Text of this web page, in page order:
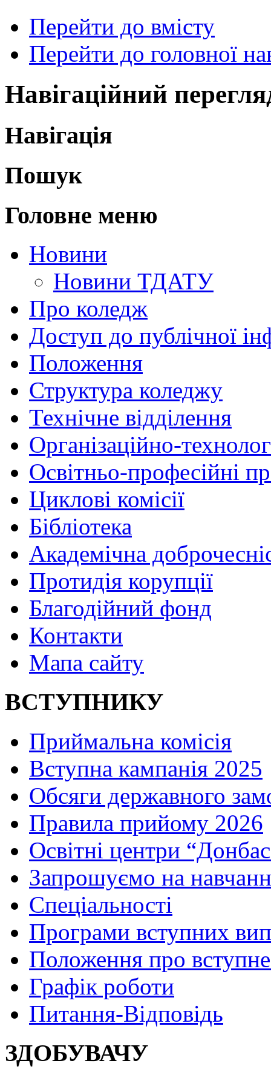
Перейти до вмісту
Перейти до головної
Навігаційний
Навігація
Пошук
Головне меню
Новини
Новини ТДАТУ
Про коледж
Доступ до публічної
Положення
Структура коледжу
Технічне відділення
Організаційно-
Освітньо-професійні
Циклові комісії
Бібліотека
Академічна
Протидія корупції
Благодійний фонд
Контакти
Мапа сайту
ВСТУПНИКУ
Приймальна комісія
Вступна кампанія 2025
Обсяги державного
Правила прийому 2026
Освітні центри
Запрошуємо на
Спеціальності
Програми вступних
Положення про
Графік роботи
Питання-Відповідь
ЗДОБУВАЧУ